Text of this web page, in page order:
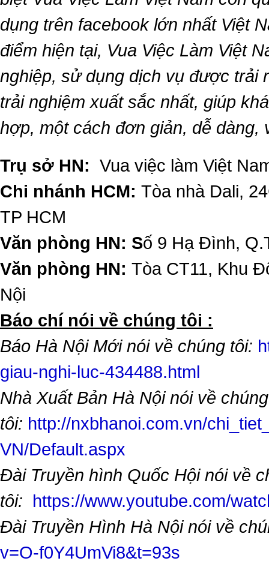
dụng trên facebook lớn nhất Việt
điểm hiện tại, Vua Việc Làm Việt
nghiệp, sử dụng dịch vụ được trải
trải nghiệm xuất sắc nhất, giúp
hợp, một cách đơn giản, dễ dàng,
Trụ sở HN: Vua việc làm Việt
Chi nhánh HCM: Tòa nhà Dali,
TP HCM
Văn phòng HN: Số 9 Hạ Đình,
Văn phòng HN: Tòa CT11, Khu
Nội
​Báo chí nói về chúng tôi :
Báo Hà Nội Mới nói về chúng tôi:
giau-nghi-luc-434488.html
Nhà Xuất Bản Hà Nội nói về chúng
tôi: http://nxbhanoi.com.vn/
VN/Default.aspx
Đài Truyền hình Quốc Hội nói về
tôi: https://www.youtube.com/
Đài Truyền Hình Hà Nội nói về
v=O-f0Y4UmVi8&t=93s